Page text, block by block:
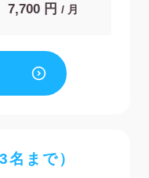
7,700 円 / 月
まで）